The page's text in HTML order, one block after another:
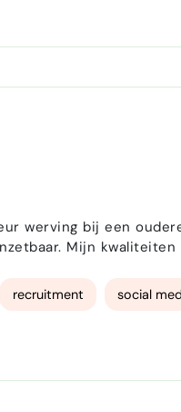
werving bij een
Mijn
recruitment social